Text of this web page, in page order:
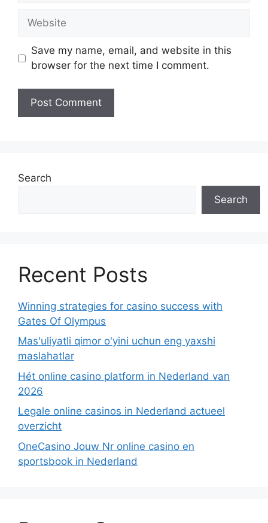
Website
Save my name, email, and website in this
browser for the next time I comment.
Search
Search
Recent Posts
Winning strategies for casino success with
Gates Of Olympus
Mas'uliyatli qimor o'yini uchun eng yaxshi
maslahatlar
Hét online casino platform in Nederland van
2026
Legale online casinos in Nederland actueel
overzicht
OneCasino Jouw Nr online casino en
sportsbook in Nederland